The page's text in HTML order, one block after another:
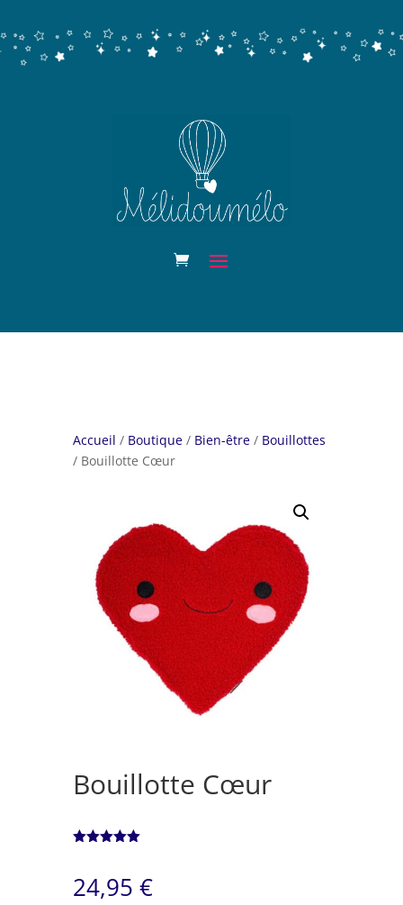
Accueil / Boutique/ Bien-être/ Bouillottes
/ Bouillotte Cœur
Bouillotte Cœur
basé sur
notation
24,95 €